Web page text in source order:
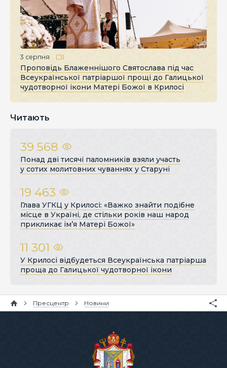
3 серпня
Проповідь Блаженнішого Святослава під час
Всеукраїнської патріаршої прощі до Галицької
чудотворної ікони Матері Божої в Крилосі
Читають
39 568
Понад дві тисячі паломників взяли участь
у сотих молитовних чуваннях у Старуні
19 463
Глава УГКЦ у Крилосі: «Важко знайти подібне
місце в Україні, де стільки років наш народ
прикликає ім’я Матері Божої»
11 301
У Крилосі відбудеться Всеукраїнська патріарша
проща до Галицької чудотворної ікони
Пресцентр Новини